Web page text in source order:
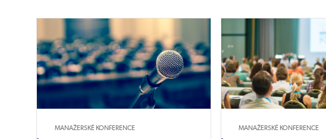
MANAŽERSKÉ KONFERENCE MANAŽERSKÉ KONFERENCE